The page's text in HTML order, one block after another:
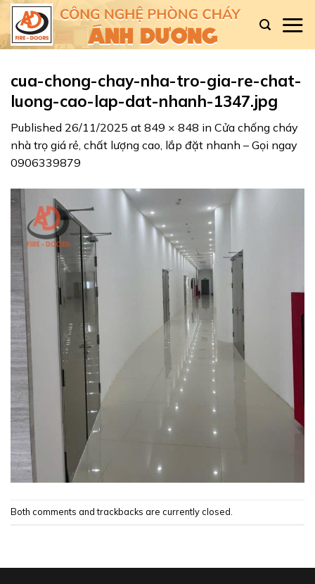
Skip
content
cua-chong-chay-nha-tro-gia-re-chat-
luong-cao-lap-dat-nhanh-1347.jpg
Published 26/11/2025 at 849 × 848 in Cửa chống cháy
nhà trọ giá rẻ, chất lượng cao, lắp đặt nhanh – Gọi ngay
0906339879
Both comments and trackbacks are currently closed.